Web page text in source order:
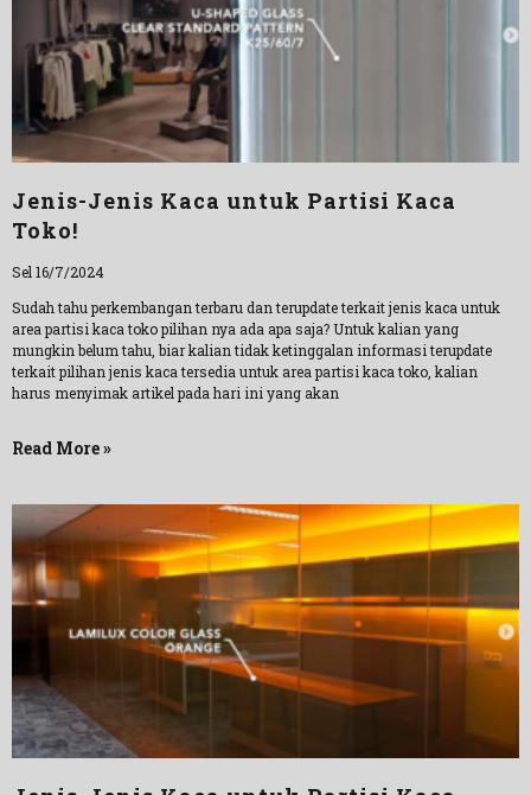
Jenis-Jenis Kaca untuk Partisi Kaca
Toko!
Sel 16/7/2024
Sudah tahu perkembangan terbaru dan terupdate terkait jenis kaca untuk
area partisi kaca toko pilihan nya ada apa saja? Untuk kalian yang
mungkin belum tahu, biar kalian tidak ketinggalan informasi terupdate
terkait pilihan jenis kaca tersedia untuk area partisi kaca toko, kalian
harus menyimak artikel pada hari ini yang akan
Read More »